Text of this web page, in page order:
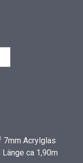
7mm Acrylglas
ca 1,90m